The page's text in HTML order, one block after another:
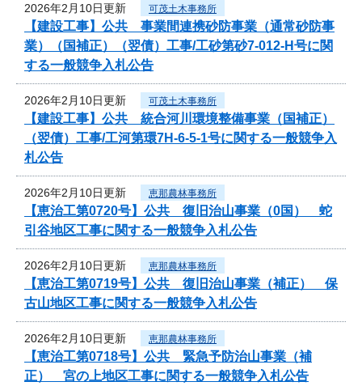
2026年2月10日更新 可茂土木事務所
【建設工事】公共 事業間連携砂防事業（通常砂防事
業）（国補正）（翌債）工事/工砂第砂7-012‐H号に関
する一般競争入札公告
2026年2月10日更新 可茂土木事務所
【建設工事】公共 統合河川環境整備事業（国補正）
（翌債）工事/工河第環7H-6-5-1号に関する一般競争入
札公告
2026年2月10日更新 恵那農林事務所
【恵治工第0720号】公共 復旧治山事業（0国） 蛇
引谷地区工事に関する一般競争入札公告
2026年2月10日更新 恵那農林事務所
【恵治工第0719号】公共 復旧治山事業（補正） 保
古山地区工事に関する一般競争入札公告
2026年2月10日更新 恵那農林事務所
【恵治工第0718号】公共 緊急予防治山事業（補
正） 宮の上地区工事に関する一般競争入札公告